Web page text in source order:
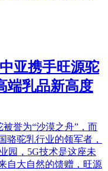
亚携手旺源驼
端乳品新高度
誉为“沙漠之舟”，而
骆驼乳行业的领军者，
园，5G技术是这座未
自大自然的馈赠，旺源